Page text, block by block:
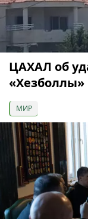
ЦАХАЛ об
МИР